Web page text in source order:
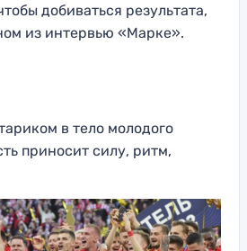
добиваться результата,
из интервью «Марке».
в тело молодого
приносит силу, ритм,